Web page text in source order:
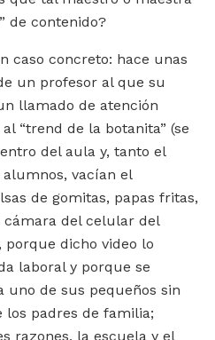
de contenido?
caso concreto: hace unas
un profesor al que su
llamado de atención
“trend de la botanita” (se
del aula y, tanto el
vacían el
de gomitas, papas fritas,
cámara del celular del
porque dicho video lo
laboral y porque se
uno de sus pequeños sin
los padres de familia;
razones, la escuela y el